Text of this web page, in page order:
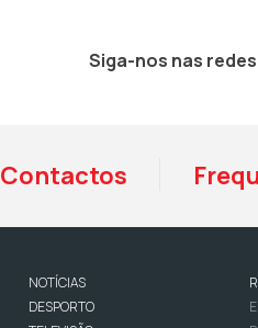
Siga-nos nas
Contactos
NOTÍCIAS
DESPORTO